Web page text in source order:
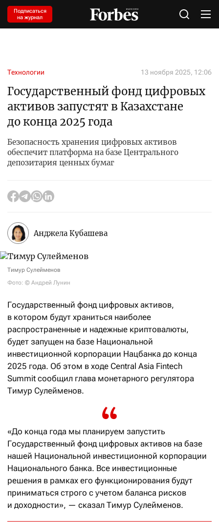
Подписаться
на журнал
Технологии 13 ноября 2025, 12:06
Государственный фонд цифровых
активов запустят в Казахстане
до конца 2025 года
Безопасность хранения цифровых активов
обеспечит платформа на базе Центрального
депозитария ценных бумаг
Анджела Кубашева
Тимур Сулейменов
Фото: © Андрей Лунин
Государственный фонд цифровых активов,
в котором будут храниться наиболее
распространенные и надежные криптовалюты,
будет запущен на базе Национальной
инвестиционной корпорации Нацбанка до конца
2025 года. Об этом в ходе Central Asia Fintech
Summit сообщил глава монетарного регулятора
Тимур Сулейменов.
«До конца года мы планируем запустить
Государственный фонд цифровых активов на базе
нашей Национальной инвестиционной корпорации
Национального банка. Все инвестиционные
решения в рамках его функционирования будут
приниматься строго с учетом баланса рисков
и доходности», — сказал Тимур Сулейменов.